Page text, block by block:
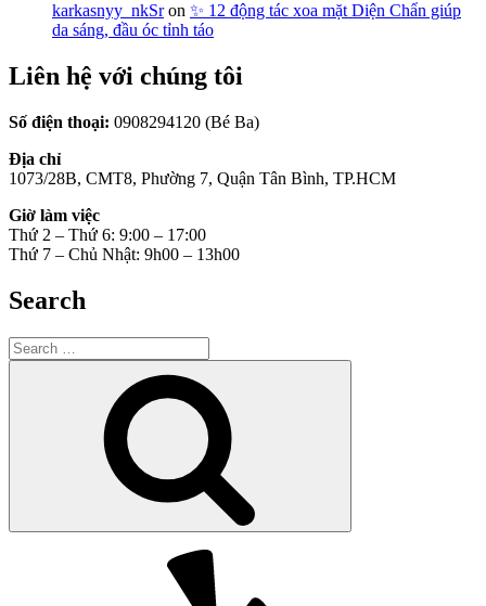
karkasnyy_nkSron ✨ 12 động tác xoa mặt Diện Chẩn giúp
da sáng, đầu óc tỉnh táo
Liên hệ với chúng tôi
Số điện thoại: 0908294120 (Bé Ba)
Địa chỉ
1073/28B, CMT8, Phường 7, Quận Tân Bình, TP.HCM
Giờ làm việc
Thứ 2 – Thứ 6: 9:00 – 17:00
Thứ 7 – Chủ Nhật: 9h00 – 13h00
Search
Search
for: